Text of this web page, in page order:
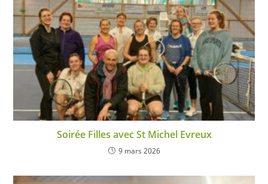
Soirée Filles avec St Michel Evreux
9 mars 2026